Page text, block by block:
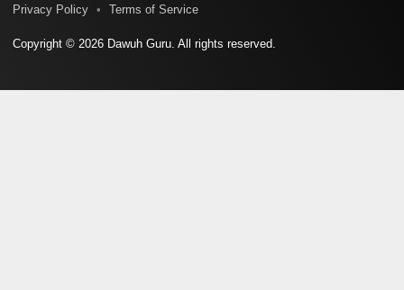
Privacy Policy
Terms of Service
Copyright © 2026 Dawuh Guru. All rights reserved.